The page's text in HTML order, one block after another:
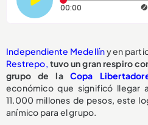
00:00 Tiempo
Independiente Medellíny en
Restrepo, tuvo un gran respiro
grupo de la Copa
económico que significó llegar
11.000 millones de pesos, este
anímico para el grupo.